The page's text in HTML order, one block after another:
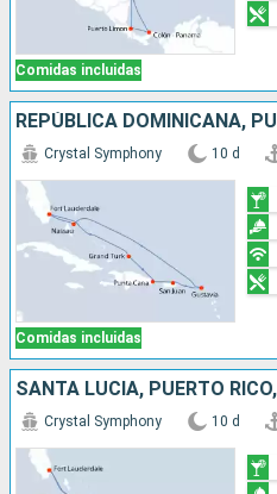
Comidas incluidas
Comidas incluidas
Crystal Symphony 10 d
Crystal Symphony 10 d